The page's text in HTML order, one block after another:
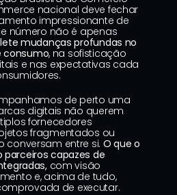
nacional deve fechar
impressionante de
número não é apenas
mudanças profundas no
consumo, na sofisticação
e nas expectativas cada
de perto uma
digitais não querem
fornecedores
fragmentados ou
conversam entre si. O que o
capazes de
com visão
e, acima de tudo,
de executar.